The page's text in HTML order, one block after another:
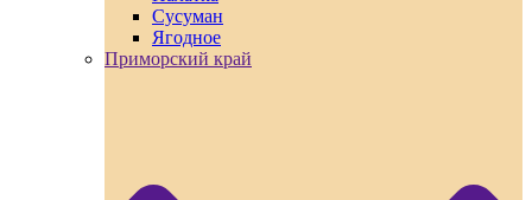
Сусуман
Ягодное
Приморский край